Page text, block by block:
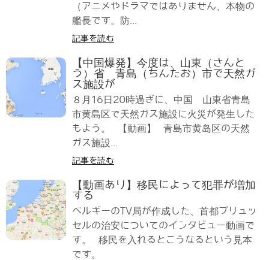
（アニメやドラマではありません、本物の
艦長です。防...
記事を読む
【中国爆発】今度は、山東（さんと
う）省 青島（ちんたお）市で天然ガ
ス施設が
８月16日20時過ぎに、中国 山東省青島
市黄島区で天然ガス施設に火災が発生した
もよう。 【動画】 青島市黄岛区の天然
ガス施設...
記事を読む
【動画あり】移民によって犯罪が増加
する
ベルギーのTV局が作成した、首都ブリュッ
セルの治安についてのインタビュー動画で
す。 移民を入れるとこうなるという見本
です。